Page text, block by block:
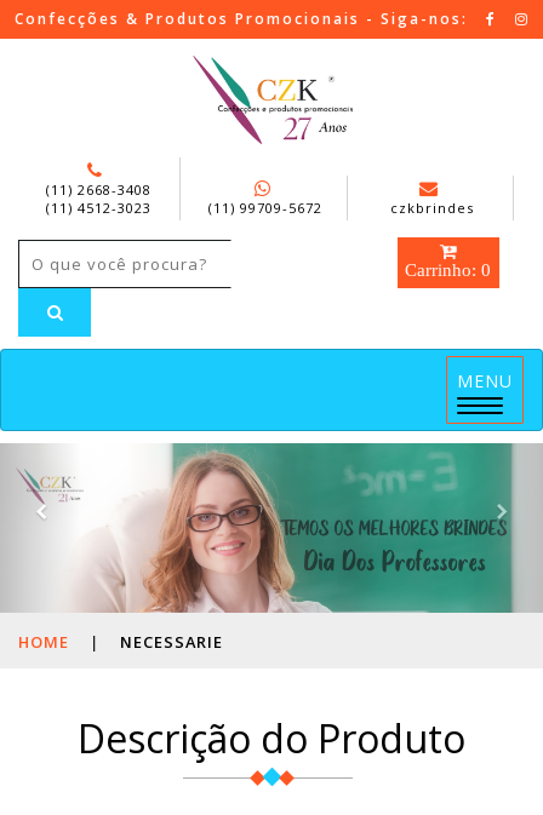
Confecções & Produtos Promocionais - Siga-nos:
(11) 2668-3408
(11) 4512-3023
(11) 99709-5672 czkbrindes
Carrinho: 0
MENU
Menu
HOME | NECESSARIE
Descrição do Produto